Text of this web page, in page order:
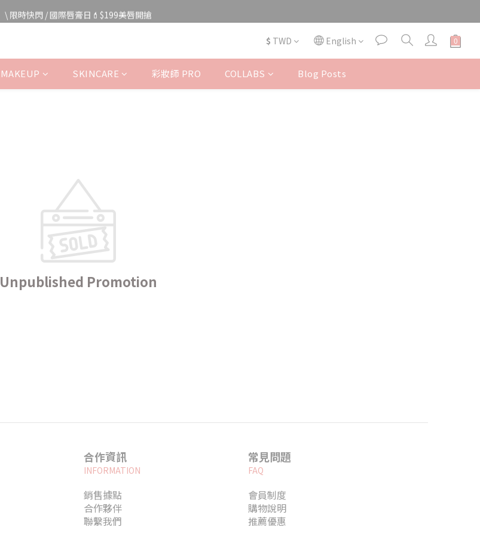
宅家防颱🌀全館$499免運費
\ 限時快閃 / 國際唇膏日💄$199美唇開搶
$ TWD English
MAKEUP SKINCARE 彩妝師 PRO COLLABS Blog Posts
Unpublished Promotion
合作資訊
INFORMATION
銷售據點
合作夥伴
聯繫我們
常見問題
FAQ
會員制度
購物說明
推薦優惠